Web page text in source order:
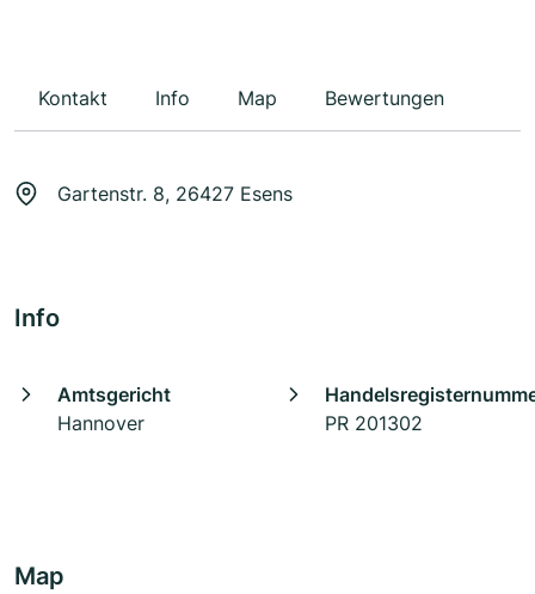
Kontakt Info Map Bewertungen
Gartenstr. 8, 26427 Esens
Info
Amtsgericht
Hannover
PR 201302
Map